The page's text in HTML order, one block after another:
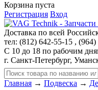
Корзина пуста
Регистрация Вход
Доставка по всей
тел: (812) 642-55-15 , (964)
С 10 до 18 по рабочим
г. Санкт-Петербург,
Главная → Подвеска →